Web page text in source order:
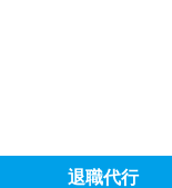
退職代行